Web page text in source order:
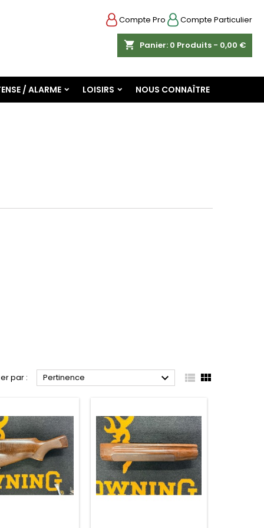
Compte Pro Compte Particulier
shopping_cart Panier: 0 Produits - 0,00 €
/ ALARME LOISIRS NOUS CONNAÎTRE
par : Pertinence   